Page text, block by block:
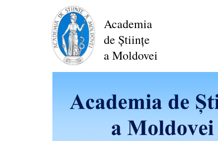
Academia
de Științe
a Moldovei